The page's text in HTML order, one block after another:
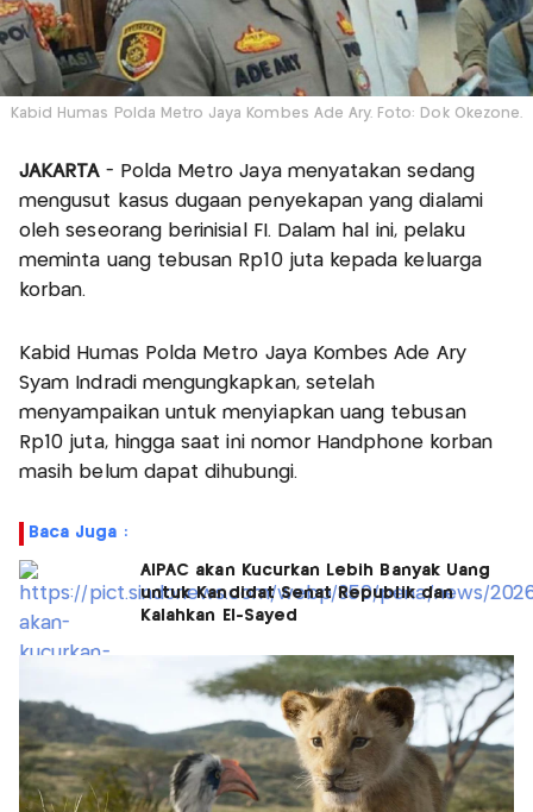
Kabid Humas Polda Metro Jaya Kombes Ade Ary. Foto: Dok Okezone.
JAKARTA - Polda Metro Jaya menyatakan sedang
mengusut kasus dugaan penyekapan yang dialami
oleh seseorang berinisial FI. Dalam hal ini, pelaku
meminta uang tebusan Rp10 juta kepada keluarga
korban.
Kabid Humas Polda Metro Jaya Kombes Ade Ary
Syam Indradi mengungkapkan, setelah
menyampaikan untuk menyiapkan uang tebusan
Rp10 juta, hingga saat ini nomor Handphone korban
masih belum dapat dihubungi.
Baca Juga :
AIPAC akan Kucurkan Lebih Banyak Uang
untuk Kandidat Senat Republik dan
Kalahkan El-Sayed